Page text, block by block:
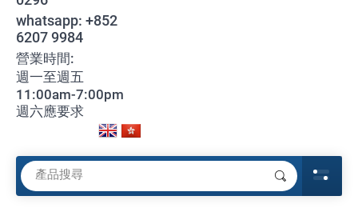
whatsapp: +852
6207 9984
營業時間:
週一至週五
11:00am-7:00pm
週六應要求